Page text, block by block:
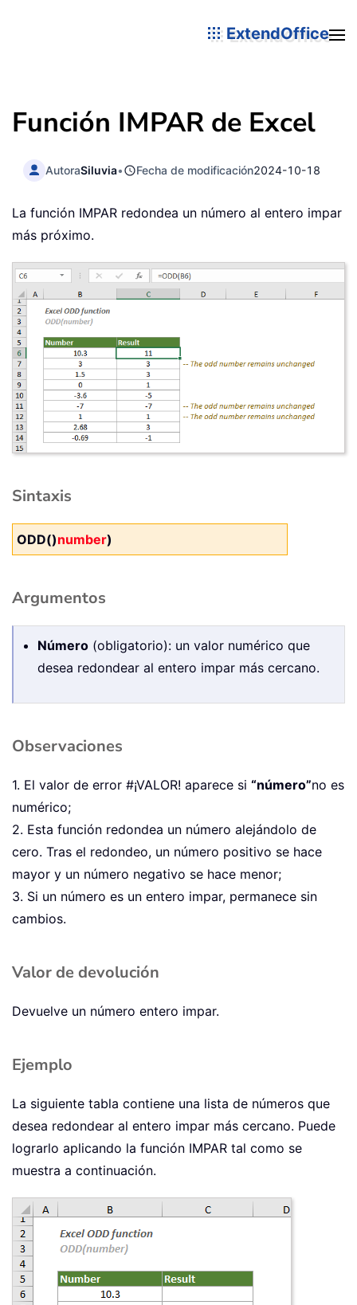
ExtendOffice
Función IMPAR de Excel
AutoraSiluvia• Fecha de modificación2024-10-18
La función IMPAR redondea un número al entero impar
más próximo.
Sintaxis
ODD()number)
Argumentos
Número (obligatorio): un valor numérico que
desea redondear al entero impar más cercano.
Observaciones
1. El valor de error #¡VALOR! aparece si “número”no es
numérico;
2. Esta función redondea un número alejándolo de
cero. Tras el redondeo, un número positivo se hace
mayor y un número negativo se hace menor;
3. Si un número es un entero impar, permanece sin
cambios.
Valor de devolución
Devuelve un número entero impar.
Ejemplo
La siguiente tabla contiene una lista de números que
desea redondear al entero impar más cercano. Puede
lograrlo aplicando la función IMPAR tal como se
muestra a continuación.